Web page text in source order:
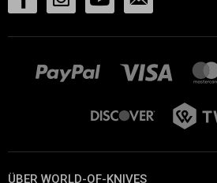
ÜBER WORLD-OF-KNIVES